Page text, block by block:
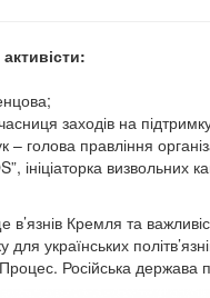
заходів на
голова правління
ініціаторка визвольних
Кремля та
українських
Російська